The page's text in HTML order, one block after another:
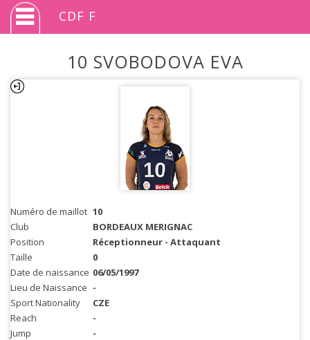
CDF F
10 SVOBODOVA EVA
Numéro de maillot 10
Club
BORDEAUX MERIGNAC
Position
Réceptionneur - Attaquant
Taille
0
Date de naissance 06/05/1997
Lieu de Naissance -
Sport Nationality
CZE
Reach
-
Jump
-